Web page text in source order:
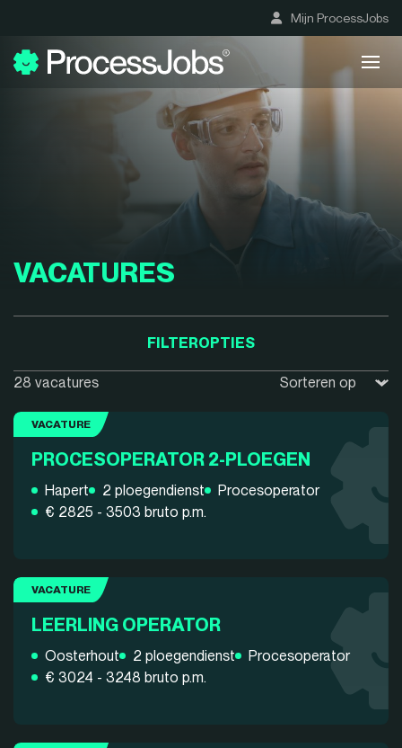
Mijn ProcessJobs
VACATURES
FILTEROPTIES
28 vacatures
VACATURE
PROCESOPERATOR 2-PLOEGEN
Hapert 2 ploegendienst
Procesoperator
€ 2825 - 3503 bruto p.m.
VACATURE
LEERLING OPERATOR
Oosterhout 2 ploegendienst
Procesoperator
€ 3024 - 3248 bruto p.m.